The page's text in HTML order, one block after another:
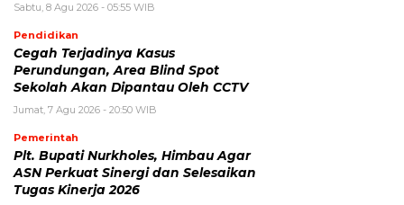
Sabtu, 8 Agu 2026 - 05:55 WIB
Pendidikan
Cegah Terjadinya Kasus
Perundungan, Area Blind Spot
Sekolah Akan Dipantau Oleh CCTV
Jumat, 7 Agu 2026 - 20:50 WIB
Pemerintah
Plt. Bupati Nurkholes, Himbau Agar
ASN Perkuat Sinergi dan Selesaikan
Tugas Kinerja 2026